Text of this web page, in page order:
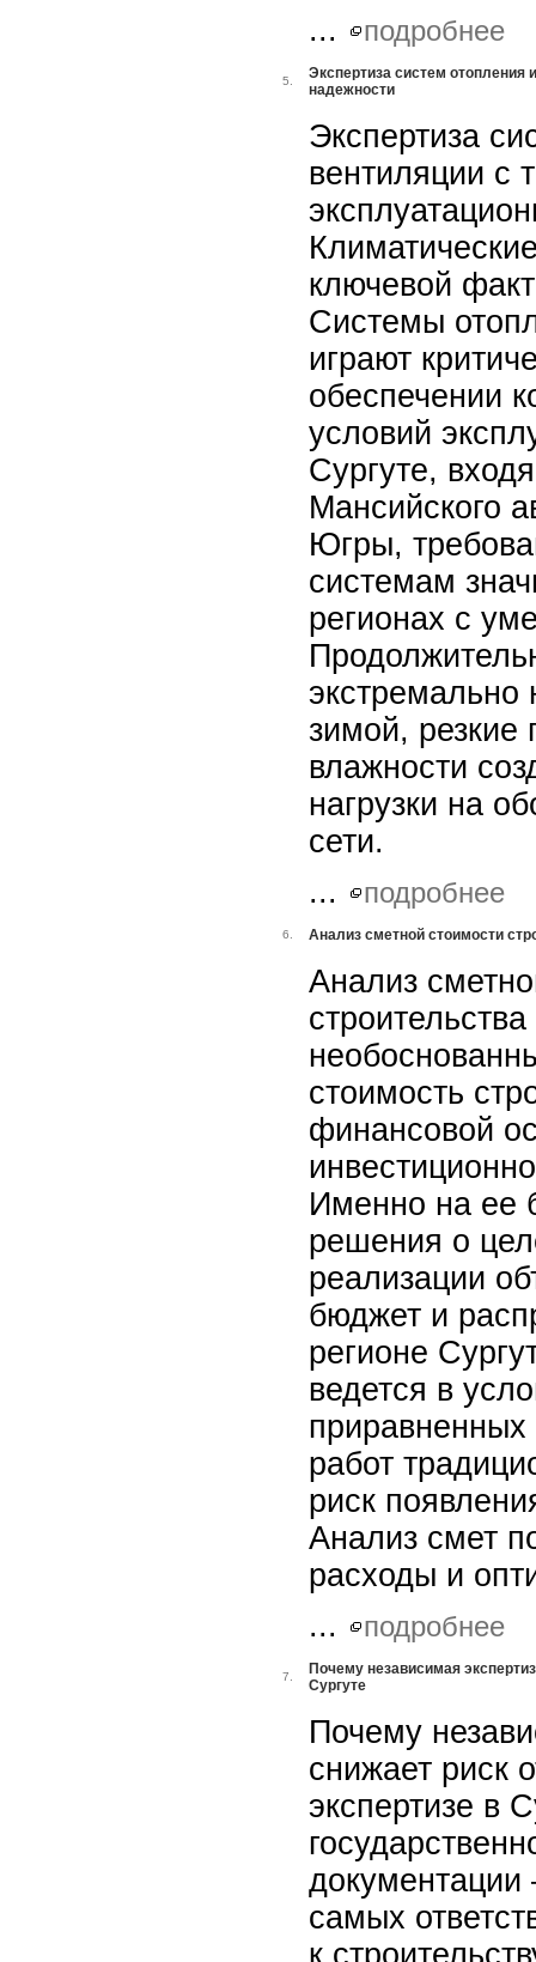
...
подробнее
5.
Экспертиза систем отопления
надежности
Экспертиза
вентиляции с
ключевой
Системы
играют
обеспечении
условий
Сургуте,
Мансийского
Югры,
системам
регионах с
экстремально
зимой,
влажности
нагрузки на
сети.
...
подробнее
6. Анализ сметной стоимости
Анализ
стоимость
финансовой
Именно на ее
решения о
реализации
бюджет и
регионе
ведется в
приравненных
работ
риск
Анализ смет
расходы и
...
подробнее
7.
Почему независимая
Сургуте
Почему
снижает риск
экспертизе в
самых